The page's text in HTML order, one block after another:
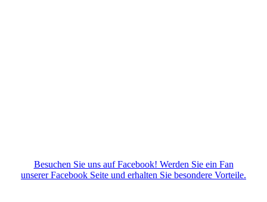
Besuchen Sie uns auf Facebook! Werden Sie ein Fan
unserer Facebook Seite und erhalten Sie besondere Vorteile.